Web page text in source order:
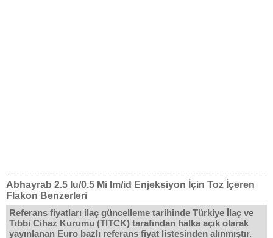
Abhayrab 2.5 Iu/0.5 Mi Im/id Enjeksiyon İçin Toz İçeren
Flakon Benzerleri
Referans fiyatları ilaç güncelleme tarihinde Türkiye İlaç ve
Tıbbi Cihaz Kurumu (TITCK) tarafından halka açık olarak
yayınlanan Euro bazlı referans fiyat listesinden alınmıştır.